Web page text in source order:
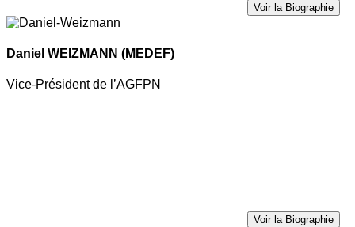
Voir la Biographie
Daniel WEIZMANN (MEDEF)
Vice-Président de l’AGFPN
Voir la Biographie